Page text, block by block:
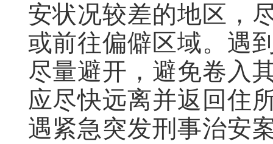
安状况较差的地区，
或前往偏僻区域。遇
尽量避开，避免卷入
应尽快远离并返回住
遇紧急突发刑事治安